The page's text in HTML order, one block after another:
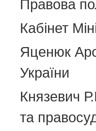
Правова
Кабінет
Яценюк
України
Князевич
та